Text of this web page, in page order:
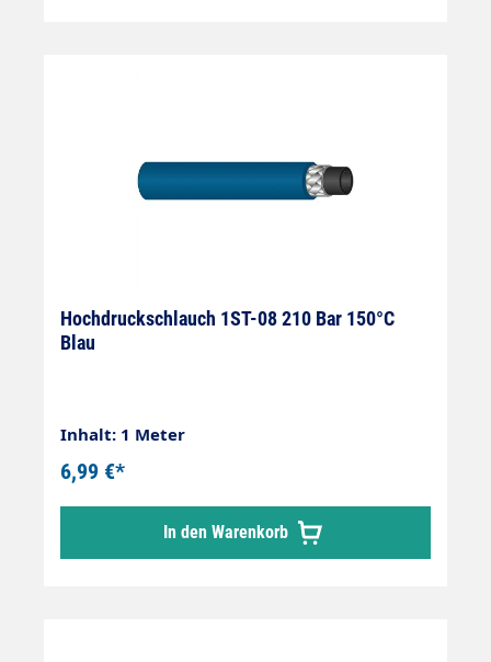
Hochdruckschlauch 1ST-08 210 Bar 150°C
Blau
Inhalt: 1 Meter
6,99 €*
In den Warenkorb